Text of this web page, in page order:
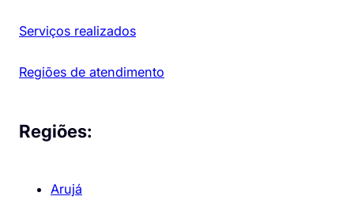
Serviços realizados
Regiões de atendimento
Regiões:
Arujá